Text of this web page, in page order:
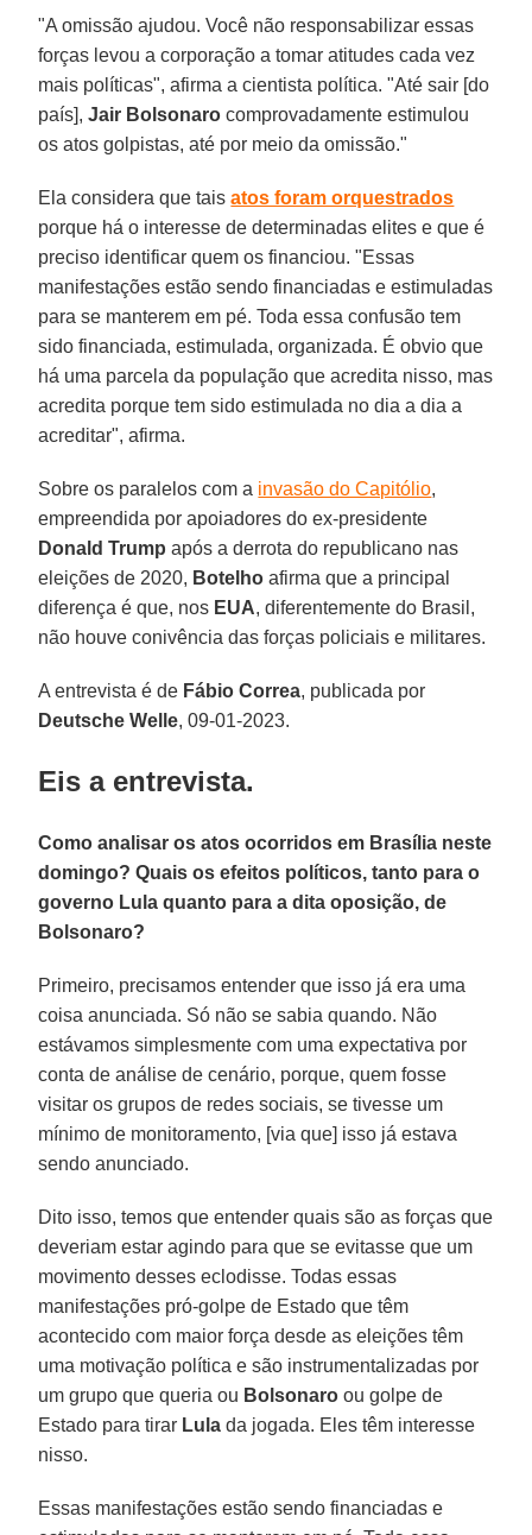
"A omissão ajudou. Você não responsabilizar essas
forças levou a corporação a tomar atitudes cada vez
mais políticas", afirma a cientista política. "Até sair [do
país],Jair Bolsonaro comprovadamente estimulou
os atos golpistas, até por meio da omissão."
Ela considera que taisatos foram orquestrados
porque há o interesse de determinadas elites e que é
preciso identificar quem os financiou. "Essas
manifestações estão sendo financiadas e estimuladas
para se manterem em pé. Toda essa confusão tem
sido financiada, estimulada, organizada. É obvio que
há uma parcela da população que acredita nisso, mas
acredita porque tem sido estimulada no dia a dia a
acreditar", afirma.
Sobre os paralelos com a invasão do Capitólio,
empreendida por apoiadores do ex-presidente
Donald Trump após a derrota do republicano nas
eleições de 2020, Botelho afirma que a principal
diferença é que, nos EUA, diferentemente do Brasil,
não houve conivência das forças policiais e militares.
A entrevista é de Fábio Correa, publicada por
Deutsche Welle, 09-01-2023.
Eis a entrevista.
Como analisar os atos ocorridos em Brasília neste
domingo? Quais os efeitos políticos, tanto para o
governo Lula quanto para a dita oposição, de
Bolsonaro?
Primeiro, precisamos entender que isso já era uma
coisa anunciada. Só não se sabia quando. Não
estávamos simplesmente com uma expectativa por
conta de análise de cenário, porque, quem fosse
visitar os grupos de redes sociais, se tivesse um
mínimo de monitoramento, [via que] isso já estava
sendo anunciado.
Dito isso, temos que entender quais são as forças que
deveriam estar agindo para que se evitasse que um
movimento desses eclodisse. Todas essas
manifestações pró-golpe de Estado que têm
acontecido com maior força desde as eleições têm
uma motivação política e são instrumentalizadas por
um grupo que queria ou Bolsonaro ou golpe de
Estado para tirar Lula da jogada. Eles têm interesse
nisso.
Essas manifestações estão sendo financiadas e